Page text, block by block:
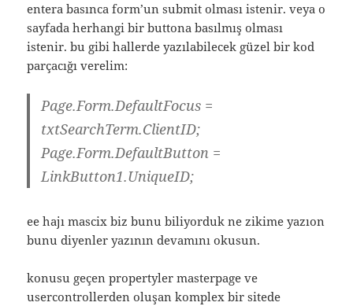
entera basınca form’un submit olması istenir. veya o
sayfada herhangi bir buttona basılmış olması
istenir. bu gibi hallerde yazılabilecek güzel bir kod
parçacığı verelim:
Page.Form.DefaultFocus =
txtSearchTerm.ClientID;
Page.Form.DefaultButton =
LinkButton1.UniqueID;
ee hajı mascix biz bunu biliyorduk ne zikime yazıon
bunu diyenler yazının devamını okusun.
konusu geçen propertyler masterpage ve
usercontrollerden oluşan komplex bir sitede